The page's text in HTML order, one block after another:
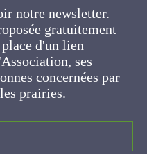
la mise en place
entre l'Association,
personnes
fourragères et les